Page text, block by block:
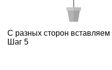
С разных сторон вставляем
Шаг 5